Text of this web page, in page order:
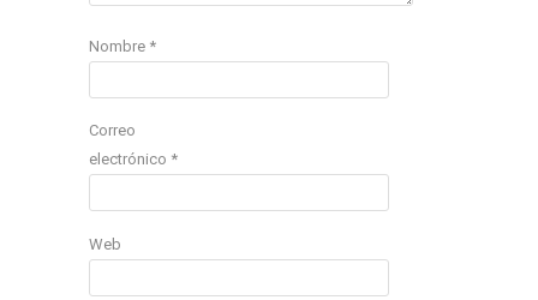
Nombre *
Correo
electrónico *
Web